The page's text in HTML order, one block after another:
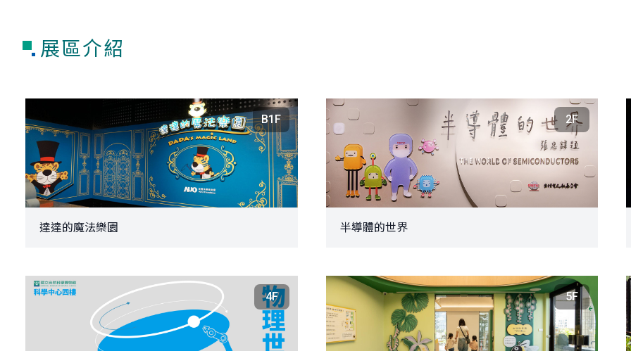
展區介紹
B1F
達達的魔法樂園
2F
半導體的世界
4F 5F